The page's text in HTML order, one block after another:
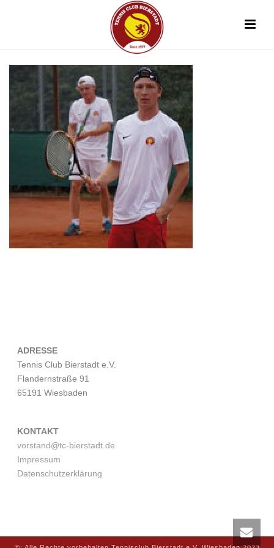
ADRESSE
Tennis Club Bierstadt e.V.
Flandernstraße 91
65191 Wiesbaden
KONTAKT
vorstand@tc-bierstadt.de
Impressum
Datenschutzerklärung